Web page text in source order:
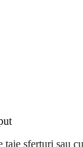
taie sferturi sau